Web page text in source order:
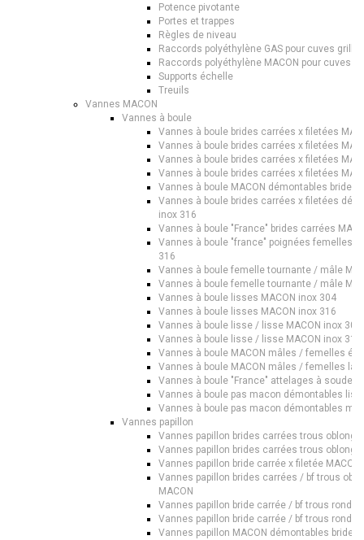
Potence pivotante
Portes et trappes
Règles de niveau
Raccords polyéthylène GAS pour cuves
Raccords polyéthylène MACON pour cuves
Supports échelle
Treuils
Vannes MACON
Vannes à boule
Vannes à boule brides carrées x filetées
Vannes à boule brides carrées x filetées
Vannes à boule brides carrées x filetées
Vannes à boule brides carrées x filetées
Vannes à boule MACON démontables brides
Vannes à boule brides carrées x filetées
inox 316
Vannes à boule "France" brides carrées
Vannes à boule "france" poignées femelles
316
Vannes à boule femelle tournante / mâle
Vannes à boule femelle tournante / mâle
Vannes à boule lisses MACON inox 304
Vannes à boule lisses MACON inox 316
Vannes à boule lisse / lisse MACON inox 304
Vannes à boule lisse / lisse MACON inox 316
Vannes à boule MACON mâles / femelles
Vannes à boule MACON mâles / femelles
Vannes à boule "France" attelages à souder
Vannes à boule pas macon démontables
Vannes à boule pas macon démontables
Vannes papillon
Vannes papillon brides carrées trous oblongs
Vannes papillon brides carrées trous oblongs
Vannes papillon bride carrée x filetée MACON
Vannes papillon brides carrées / bf trous
MACON
Vannes papillon bride carrée / bf trous ronds
Vannes papillon bride carrée / bf trous ronds
Vannes papillon MACON démontables brides